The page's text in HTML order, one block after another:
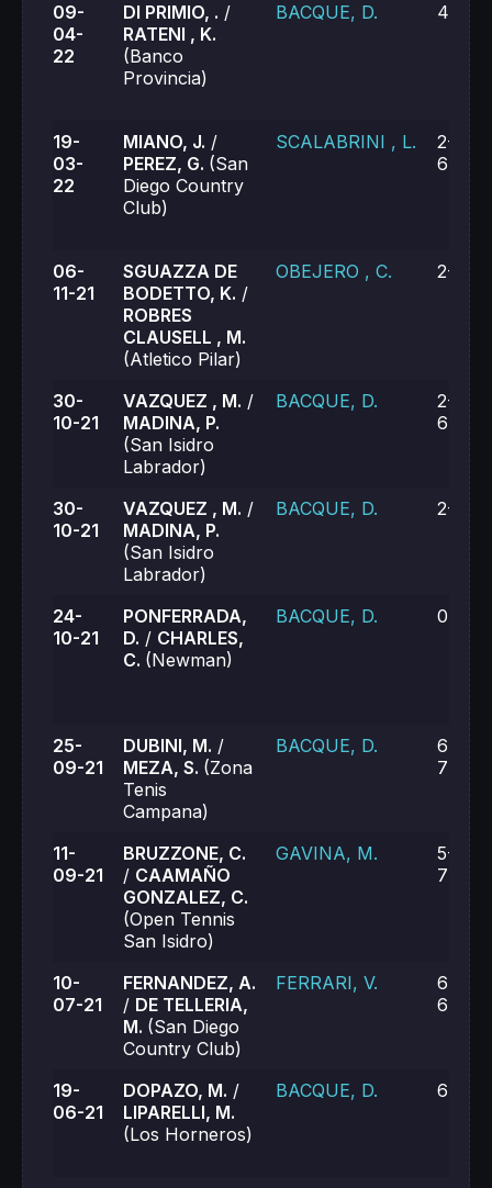
09-
04-
22
DI PRIMIO, . /
RATENI , K.
(Banco
Provincia)
BACQUE, D. 4-6,
19-
03-
22
MIANO, J. /
PEREZ, G. (San
Diego Country
Club)
SCALABRINI , L.
2-6,
6-7
06-
11-21
SGUAZZA DE
BODETTO, K. /
ROBRES
CLAUSELL , M.
(Atletico Pilar)
OBEJERO , C. 2-6,
30-
10-21
VAZQUEZ , M. /
MADINA, P.
(San Isidro
Labrador)
BACQUE, D.
2-6,
6-7
30-
10-21
VAZQUEZ , M. /
MADINA, P.
(San Isidro
Labrador)
BACQUE, D. 2-6
24-
10-21
PONFERRADA,
D. / CHARLES,
C. (Newman)
BACQUE, D. 0-6,
25-
09-21
DUBINI, M. /
MEZA, S. (Zona
Tenis
Campana)
BACQUE, D.
6-4,
7-6
11-
09-21
BRUZZONE, C.
/ CAAMAÑO
GONZALEZ, C.
(Open Tennis
San Isidro)
GAVINA, M.
5-7,
7-6
10-
07-21
FERNANDEZ, A.
/ DE TELLERIA,
M. (San Diego
Country Club)
FERRARI, V.
6-2,
6-7
19-
06-21
DOPAZO, M. /
LIPARELLI, M.
(Los Horneros)
BACQUE, D. 6-3,